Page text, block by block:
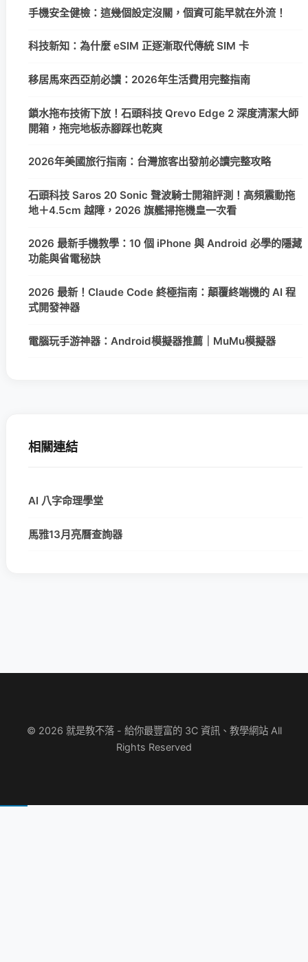
手機安全健檢：這幾個設定沒關，個資可能早就在外流！
科技新知：為什麼 eSIM 正逐漸取代傳統 SIM 卡
移居馬來西亞前必讀：2026年生活費用完整指南
鎖水拖布技術下放！石頭科技 Qrevo Edge 2 深度清潔大師
開箱，拖完地板赤腳踩也乾爽
2026年美國旅行指南：台灣旅客出發前必讀完整攻略
石頭科技 Saros 20 Sonic 聲波騎士開箱評測！高頻震動拖
地＋4.5cm 越障，2026 旗艦掃拖機皇一次看
2026 最新手機教學：10 個 iPhone 與 Android 必學的隱藏
功能與省電秘訣
2026 最新！Claude Code 終極指南：顛覆終端機的 AI 程
式開發神器
電腦玩手游神器：Android模擬器推薦｜MuMu模擬器
相關連結
AI 八字命理學堂
馬雅13月亮曆查詢器
© 2026 就是教不落 - 給你最豐富的 3C 資訊、教學網站 All
Rights Reserved